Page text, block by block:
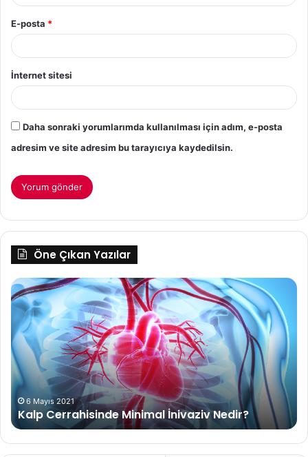
E-posta *
İnternet sitesi
Daha sonraki yorumlarımda kullanılması için adım, e-posta
adresim ve site adresim bu tarayıcıya kaydedilsin.
Öne Çıkan Yazılar
Kalp
Cerrahisinde
Minimal
İnivaziv
Nedir?
6 Mayıs 2021
Kalp Cerrahisinde Minimal İnivaziv Nedir?